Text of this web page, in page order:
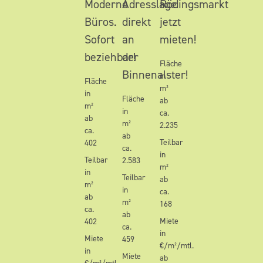
Moderne
Büros.
Sofort
beziehbar!
Fläche
in
m²
ab
ca.
402
Teilbar
in
m²
ab
ca.
402
Miete
in
Adresslage
direkt
an
der
Binnenalster!
Fläche
in
m²
ab
ca.
2.583
Teilbar
in
m²
ab
ca.
459
Miete
Rödingsmarkt
jetzt
mieten!
Fläche
in
m²
ab
ca.
2.235
Teilbar
in
m²
ab
ca.
168
Miete
in
€/m²/mtl.
ab